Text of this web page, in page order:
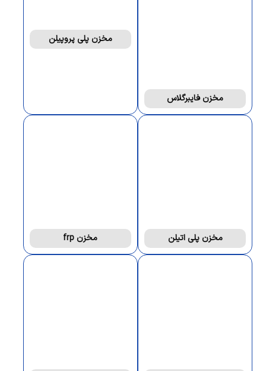
مخزن فایبرگلاس
مخزن پلی پروپیلن
مخزن پلی اتیلن مخزن frp